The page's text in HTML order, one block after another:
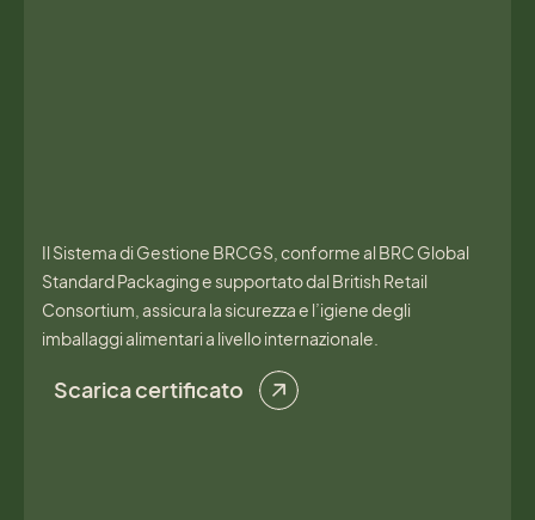
Il Sistema di Gestione BRCGS, conforme al BRC Global
Standard Packaging e supportato dal British Retail
Consortium, assicura la sicurezza e l’igiene degli
imballaggi alimentari a livello internazionale.
Scarica certificato